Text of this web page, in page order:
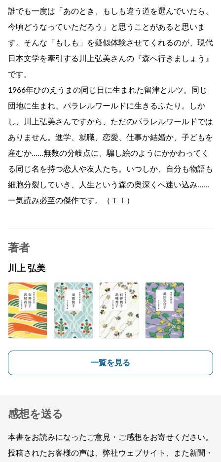
誰でも一度は「あのとき、もしも違う道を選んでいたら、
今頃どうなっていただろう」と思うことがあると思いま
す。そんな「もしも」を疑似体験させてくれるのが、現代
日本文学を牽引する川上弘美さんの『森へ行きましょう』
です。
1966年ひのえうまの同じ日に生まれた留津とルツ。同じ
団地に生まれ、パラレルワールドに生きるふたり。しか
し、川上弘美さんですから、ただのパラレルワールドでは
ありません。進学、就職、恋愛、仕事か結婚か、子どもを
産むか……無数の分岐点に、騙し絵のようにかかわってく
る同じ名を持つ恋人や友人たち。いつしか、自分も物語も
細胞分裂していき、人生という森の奥深くへ迷い込み……
一気読み必至の傑作です。（ＴＩ）
著者
川上 弘美
一覧を見る
感想を送る
本書をお読みになったご意見・ご感想をお寄せください。
投稿されたお客様の声は、弊社ウェブサイト、また新聞・